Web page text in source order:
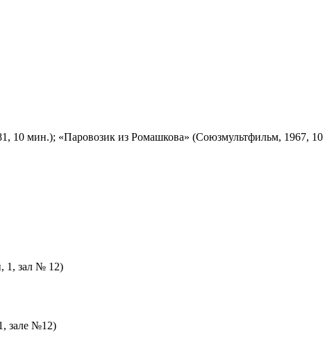
мин.); «Паровозик из Ромашкова» (Союзмультфильм, 1967, 10
1, зал № 12)
зале №12)